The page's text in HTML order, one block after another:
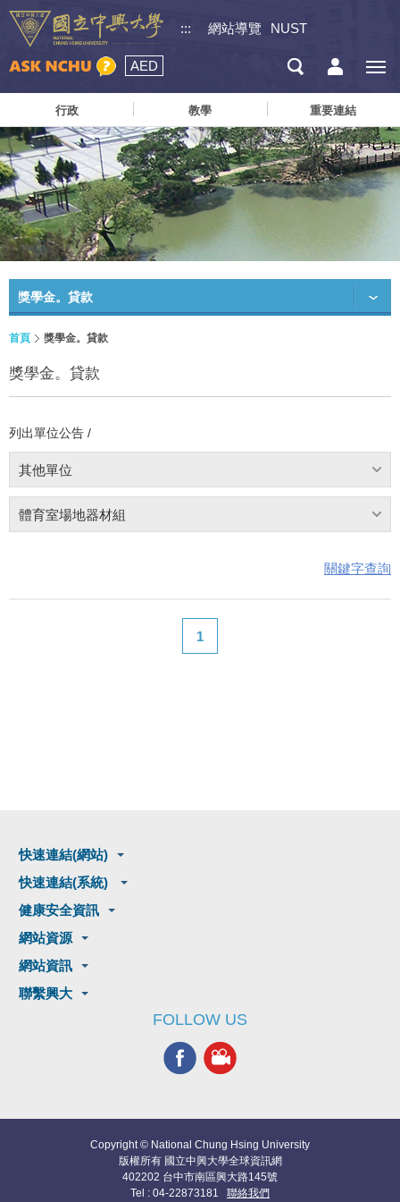
::: 網站導覽 NUST
AED
行政 教學 重要連結
獎學金。貸款
首頁 獎學金。貸款
獎學金。貸款
列出單位公告 /
其他單位
體育室場地器材組
關鍵字查詢
1
快速連結(網站)
快速連結(系統)
健康安全資訊
網站資源
網站資訊
聯繫興大
FOLLOW US
Copyright © National Chung Hsing University
版權所有 國立中興大學全球資訊網
402202 台中市南區興大路145號
Tel : 04-22873181 聯絡我們